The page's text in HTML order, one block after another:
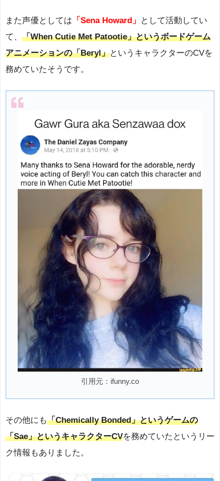
また声優としては 「Sena Howard」
として活動してい
て、 「When Cutie Met Patootie」というボードゲーム
アニメーションの「Beryl」というキャラクターのCVを
務めていたそうです。
引用元：ifunny.co
その他にも「Chemically Bonded」というゲームの
「Sae」というキャラクターCVを務めていたというリー
ク情報もありました。